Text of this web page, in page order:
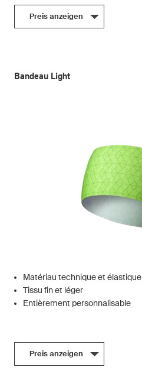
Preis anzeigen
Bandeau Light
Matériau technique et élastique
Tissu fin et léger
Entièrement personnalisable
Preis anzeigen